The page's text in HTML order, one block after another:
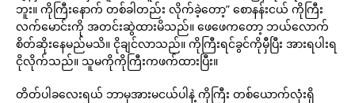
ဘူး။ ကိုကြီးနောက် တစ်ခါတည်း လိုက်ခဲ့တော့” စောနန်းငယ် ကိုကြီး
လက်မောင်းကို အတင်းဆွဲထားမိသည်။ ဖေဖေကတော့ ဘယ်လောက်
စိတ်ဆိုးနေမည်မသိ။ ငိုချင်လာသည်။ ကိုကြီးရင်ခွင်ကိုမှီပြီး အားရပါးရ
ငိုလိုက်သည်။ သူမကိုကိုကြီးကဖက်ထားပြီး။
တိတ်ပါခလေးရယ် ဘာမှအားမငယ်ပါနဲ့ ကိုကြီး တစ်ယောက်လုံးရှိ